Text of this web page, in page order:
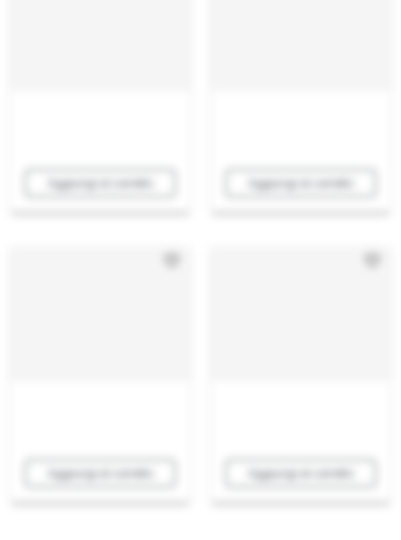
Aggiungi al carrello Aggiungi al carrello
Aggiungi al carrello Aggiungi al carrello